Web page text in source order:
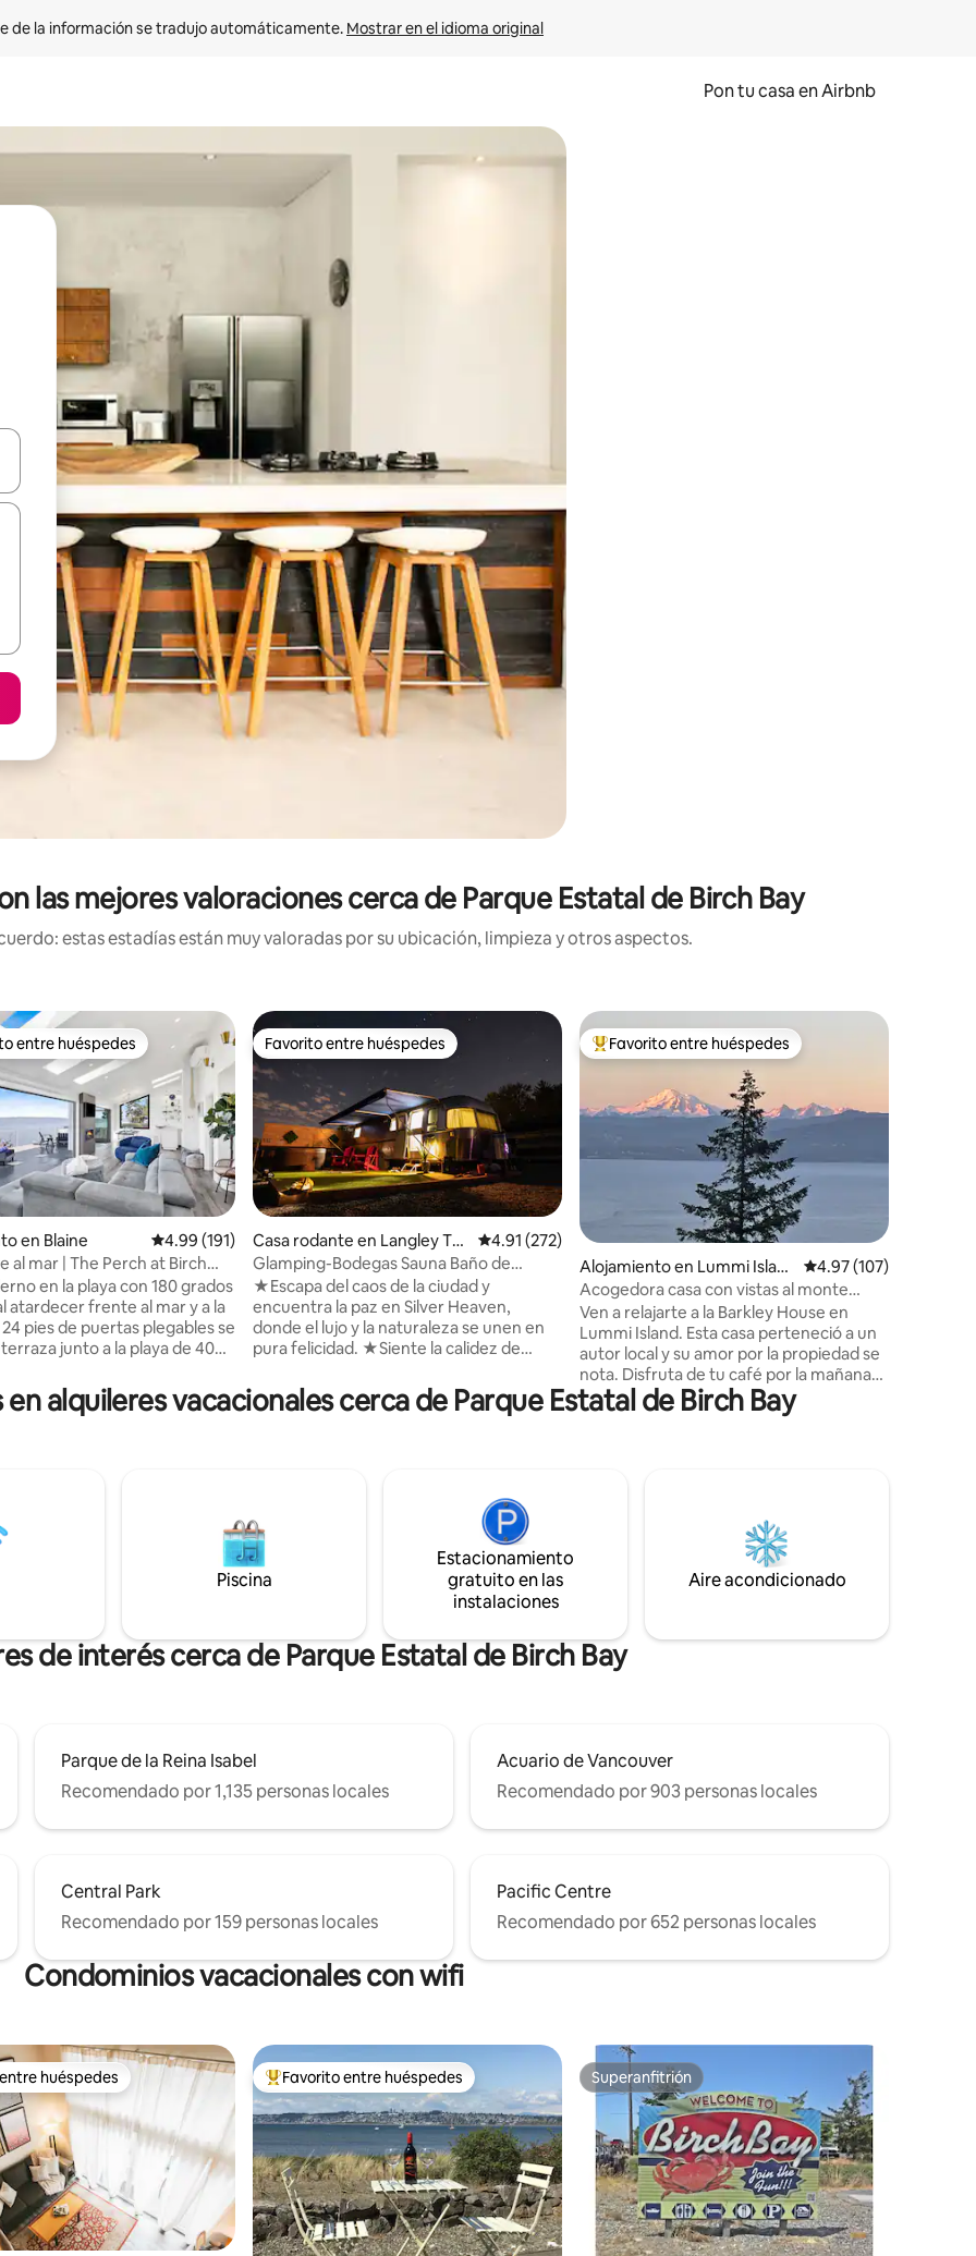
de la información se tradujo automáticamente. Mostrar en el idioma original
Pon tu casa en Airbnb
las teclas de flecha hacia arriba y hacia abajo o explora con el tacto o desliza el dedo.
las mejores valoraciones cerca de Parque Estatal de Birch Bay
estas estadías están muy valoradas por su ubicación, limpieza y otros aspectos.
de 5, 131 reseñas
huéspedes preferido
entre huéspedes
en Blaine Calificación promedio: 4.99 de 5, 191 reseñas
4.99 (191)
al mar | The Perch at Birch
en la playa con 180 grados
atardecer frente al mar y a la
pies de puertas plegables se
junto a la playa de 40
ti con el sonido de las olas.
con ducha de 6' x 5' para
o coge uno de nuestros
mesa y reúnete alrededor de
música de tu elección en
Favorito entre huéspedes
Favorito entre huéspedes
Casa rodante en Langley To
wnship
Calificación promedio: 4.91 de 5, 272 reseñas
4.91 (272)
Glamping-Bodegas Sauna Baño de
inmersión en agua fría y jacuzzi
★Escapa del caos de la ciudad y
encuentra la paz en Silver Heaven,
donde el lujo y la naturaleza se unen en
pura felicidad. ★Siente la calidez de
sumérgete en aguas frescas y
refrescantes, dejando que todas las
bañera de hidromasaje, rodeado de la
mañana, despierta con la dulce serenata
de los pájaros, comenzando tu día en
perfecta tranquilidad. ¡Ven, relájate y
déjate llevar por el momento!
Favorito entre huéspedes preferido
Favorito entre huéspedes
Alojamiento en Lummi Islan
d
Calificación promedio:
4.97 (107)
Acogedora casa con vistas al monte
Baker y la bahía de Bellingham
Ven a relajarte a la Barkley House en
Lummi Island. Esta casa perteneció a un
autor local y su amor por la propiedad se
nota. Disfruta de tu café por la mañana
rodeado de impresionantes vistas del
monte Baker, las Twin Sisters, Bellingham
acogedoras. Da un paseo por la cercana
Baker Preserve, pasea por la playa,
recorre la isla en bicicleta, observa aves o
sal a dar una vuelta. ¡La aventura te
alquileres vacacionales cerca de Parque Estatal de Birch Bay
Piscina
Estacionamiento
gratuito en las
instalaciones
Aire acondicionado
de interés cerca de Parque Estatal de Birch Bay
Parque de la Reina Isabel
Recomendado por 1,135 personas locales
Acuario de Vancouver
Recomendado por 903 personas locales
Central Park
Recomendado por 159 personas locales
Pacific Centre
Recomendado por 652 personas locales
Condominios vacacionales con wifi
de 5, 105 reseñas
huéspedes
huéspedes Favorito entre huéspedes preferido
Favorito entre huéspedes Superanfitrión
Superanfitrión